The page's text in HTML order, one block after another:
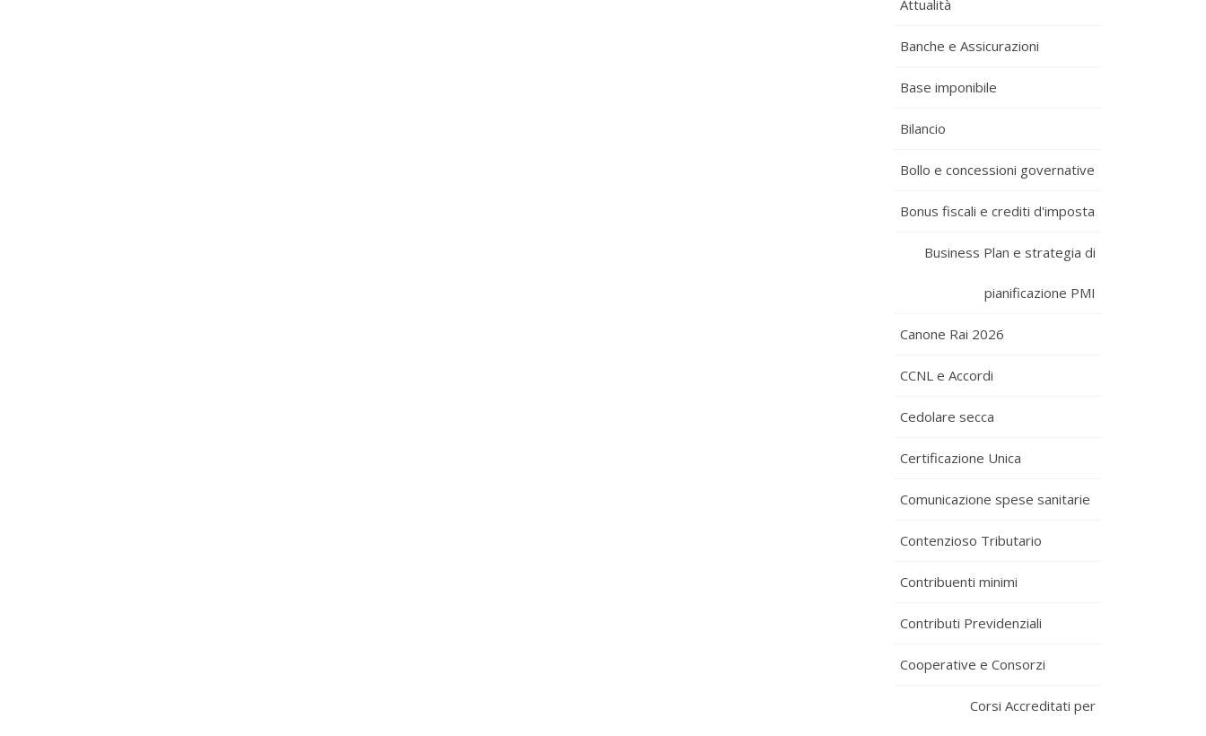
Attualità
Banche e Assicurazioni
Base imponibile
Bilancio
Bollo e concessioni governative
Bonus fiscali e crediti d'imposta
Business Plan e strategia di
pianificazione PMI
Canone Rai 2026
CCNL e Accordi
Cedolare secca
Certificazione Unica
Comunicazione spese sanitarie
Contenzioso Tributario
Contribuenti minimi
Contributi Previdenziali
Cooperative e Consorzi
Corsi Accreditati per